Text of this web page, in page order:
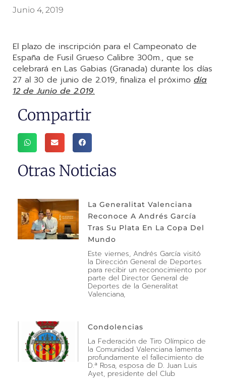
Junio 4, 2019
El plazo de inscripción para el Campeonato de
España de Fusil Grueso Calibre 300m., que se
celebrará en Las Gabias (Granada) durante los días
27 al 30 de junio de 2.019, finaliza el próximo día
12 de Junio de 2.019.
Compartir
Otras Noticias
La Generalitat Valenciana
Reconoce A Andrés García
Tras Su Plata En La Copa Del
Mundo
Este viernes, Andrés García visitó
la Dirección General de Deportes
para recibir un reconocimiento por
parte del Director General de
Deportes de la Generalitat
Valenciana,
Condolencias
La Federación de Tiro Olímpico de
la Comunidad Valenciana lamenta
profundamente el fallecimiento de
D.ª Rosa, esposa de D. Juan Luis
Ayet, presidente del Club